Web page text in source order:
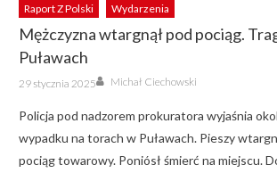
Raport Z Polski Wydarzenia
Mężczyzna wtargnął pod pociąg.
Puławach
Posted
on
29 stycznia 2025 Author
Michał Ciechowski
Policja pod nadzorem prokuratora wyjaśnia
wypadku na torach w Puławach. Pieszy
pociąg towarowy. Poniósł śmierć na miejscu.